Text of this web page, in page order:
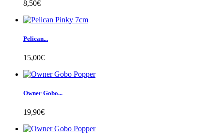
8,50€
Pelican...
15,00€
Owner Gobo...
19,90€